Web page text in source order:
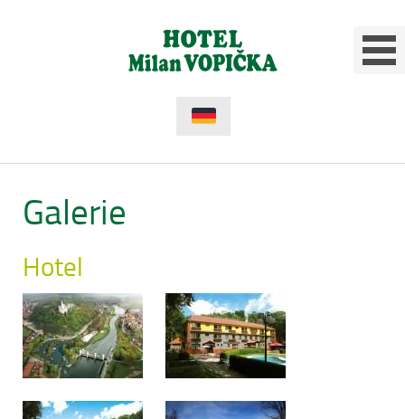
Galerie
Hotel